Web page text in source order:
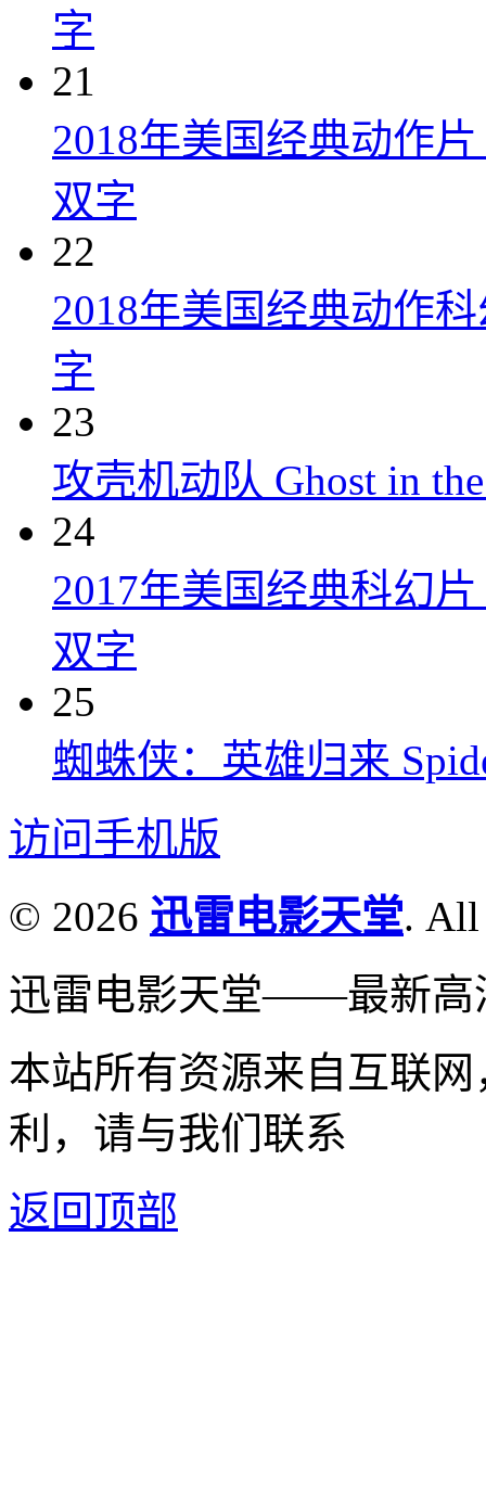
字
21
2018年美国经典动作
双字
22
2018年美国经典动作
字
23
攻壳机动队 Ghost in
24
2017年美国经典科幻
双字
25
蜘蛛侠：英雄归来
访问手机版
© 2026 迅雷电影天堂. All
迅雷电影天堂——最新高
本站所有资源来自互联
利，请与我们联系
返回顶部